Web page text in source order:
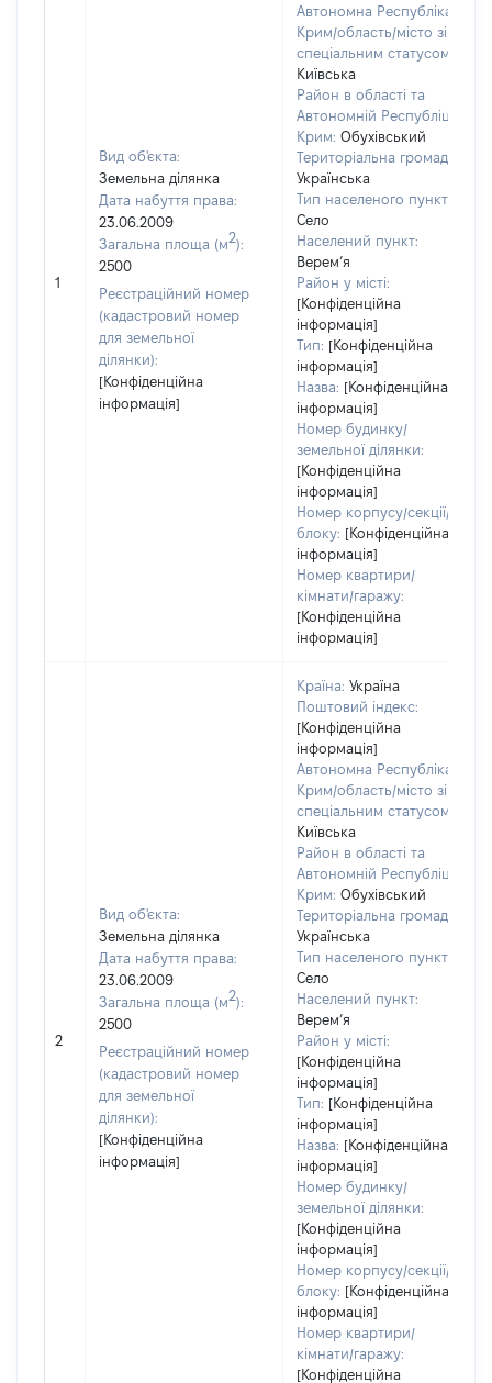
1
Вид об'єкта:
Земельна ділянка
Дата набуття права:
23.06.2009
Загальна площа (м2):
2500
Реєстраційний номер
(кадастровий номер
для земельної
ділянки):
[Конфіденційна
інформація]
Автономна Республіка
Крим/область/місто зі
спеціальним статусом:
Київська
Район в області та
Автономній Республіці
Крим: Обухівський
Територіальна громада:
Українська
Тип населеного пункту:
Село
Населений пункт:
Верем’я
Район у місті:
[Конфіденційна
інформація]
Тип: [Конфіденційна
інформація]
Назва: [Конфіденційна
інформація]
Номер будинку/
земельної ділянки:
[Конфіденційна
інформація]
Номер корпусу/секції/
блоку: [Конфіденційна
інформація]
Номер квартири/
кімнати/гаражу:
[Конфіденційна
інформація]
2
Вид об'єкта:
Земельна ділянка
Дата набуття права:
23.06.2009
Загальна площа (м2):
2500
Реєстраційний номер
(кадастровий номер
для земельної
ділянки):
[Конфіденційна
інформація]
Країна: Україна
Поштовий індекс:
[Конфіденційна
інформація]
Автономна Республіка
Крим/область/місто зі
спеціальним статусом:
Київська
Район в області та
Автономній Республіці
Крим: Обухівський
Територіальна громада:
Українська
Тип населеного пункту:
Село
Населений пункт:
Верем’я
Район у місті:
[Конфіденційна
інформація]
Тип: [Конфіденційна
інформація]
Назва: [Конфіденційна
інформація]
Номер будинку/
земельної ділянки:
[Конфіденційна
інформація]
Номер корпусу/секції/
блоку: [Конфіденційна
інформація]
Номер квартири/
кімнати/гаражу:
[Конфіденційна